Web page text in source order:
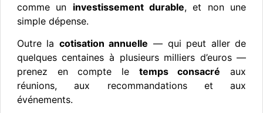
comme un investissement durable, et non une
simple dépense.
Outre la cotisation annuelle — qui peut aller de
quelques centaines à plusieurs milliers d’euros —
prenez en compte le temps consacré aux
réunions, aux recommandations et aux
événements.